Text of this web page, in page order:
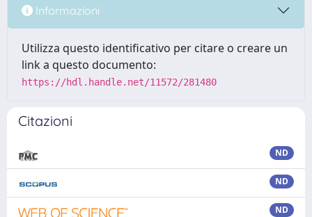
Informazioni
Utilizza questo identificativo per citare o creare un
link a questo documento:
https://hdl.handle.net/11572/281480
Citazioni
ND
ND
ND